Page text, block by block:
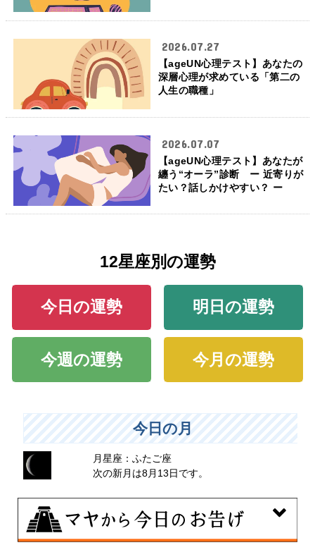
2026.07.27
【ageUN心理テスト】あなたの
深層心理が求めている「第二の
人生の職種」
2026.07.07
【ageUN心理テスト】あなたが
纏う“オーラ”診断 ー 近寄りが
たい？話しかけやすい？ ー
12星座別の運勢
今日の運勢 明日の運勢
今週の運勢 今月の運勢
今日の月
月星座：ふたご座
次の新月は8月13日です。